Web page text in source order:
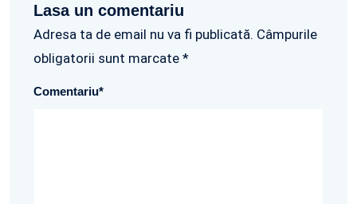
Lasa un comentariu
Adresa ta de email nu va fi publicată. Câmpurile
obligatorii sunt marcate *
Comentariu*